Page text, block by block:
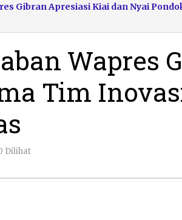
Gibran Apresiasi Kiai dan Nyai
Wapres
Tim
Dilihat